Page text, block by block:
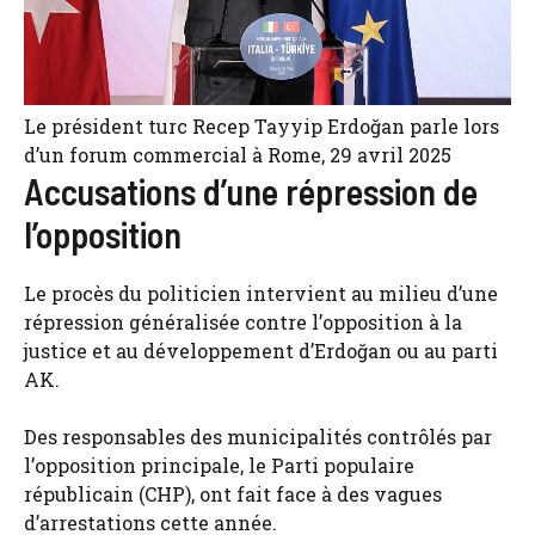
Le président turc Recep Tayyip Erdoğan parle lors
d’un forum commercial à Rome, 29 avril 2025
Accusations d’une répression de
l’opposition
Le procès du politicien intervient au milieu d’une
répression généralisée contre l’opposition à la
justice et au développement d’Erdoğan ou au parti
AK.
Des responsables des municipalités contrôlés par
l’opposition principale, le Parti populaire
républicain (CHP), ont fait face à des vagues
d’arrestations cette année.